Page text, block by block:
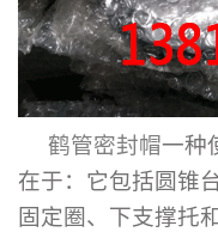
鹤管密封帽一种
在于：它包括圆锥
固定圈、下支撑托